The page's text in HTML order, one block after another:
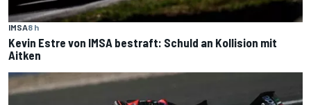
IMSA8 h
Kevin Estre von IMSA bestraft: Schuld an Kollision mit
Aitken